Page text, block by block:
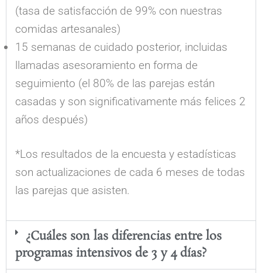
(tasa de satisfacción de 99% con nuestras
comidas artesanales)
15 semanas de cuidado posterior, incluidas
llamadas asesoramiento en forma de
seguimiento (el 80% de las parejas están
casadas y son significativamente más felices 2
años después)
*Los resultados de la encuesta y estadísticas
son actualizaciones de cada 6 meses de todas
las parejas que asisten.
¿Cuáles son las diferencias entre los
programas intensivos de 3 y 4 días?